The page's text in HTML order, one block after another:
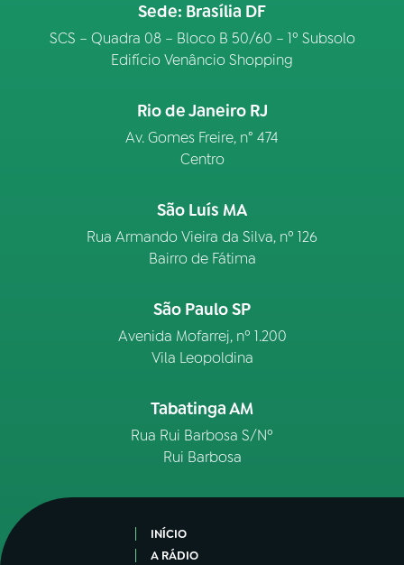
Sede: Brasília DF
SCS – Quadra 08 – Bloco B 50/60 – 1º Subsolo
Edifício Venâncio Shopping
Rio de Janeiro RJ
Av. Gomes Freire, n° 474
Centro
São Luís MA
Rua Armando Vieira da Silva, nº 126
Bairro de Fátima
São Paulo SP
Avenida Mofarrej, nº 1.200
Vila Leopoldina
Tabatinga AM
Rua Rui Barbosa S/Nº
Rui Barbosa
INÍCIO
A RÁDIO